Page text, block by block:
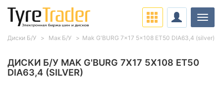
ДИСКИ Б/У MAK G'BURG 7X17 5X108 ET50
DIA63,4 (SILVER)
Диски Б/У Мак Б/У Mak G'BURG 7x17 5x108 ET50 DIA63,4 (silver)